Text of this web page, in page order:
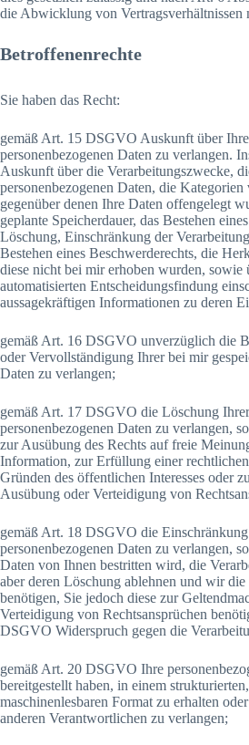
die Abwicklung von Vertragsverhältnissen
Betroffenenrechte
Sie haben das Recht:
gemäß Art. 15 DSGVO Auskunft über
personenbezogenen Daten zu verlangen.
Auskunft über die Verarbeitungszwecke,
personenbezogenen Daten, die
gegenüber denen Ihre Daten offengelegt
geplante Speicherdauer, das Bestehen
Löschung, Einschränkung der
Bestehen eines Beschwerderechts, die
diese nicht bei mir erhoben wurden, sowie
automatisierten Entscheidungsfindung
aussagekräftigen Informationen zu deren
gemäß Art. 16 DSGVO unverzüglich die
oder Vervollständigung Ihrer bei mir
Daten zu verlangen;
gemäß Art. 17 DSGVO die Löschung
personenbezogenen Daten zu verlangen,
zur Ausübung des Rechts auf freie
Information, zur Erfüllung einer
Gründen des öffentlichen Interesses oder
Ausübung oder Verteidigung von
gemäß Art. 18 DSGVO die
personenbezogenen Daten zu verlangen,
Daten von Ihnen bestritten wird, die
aber deren Löschung ablehnen und wir
benötigen, Sie jedoch diese zur
Verteidigung von Rechtsansprüchen
DSGVO Widerspruch gegen die
gemäß Art. 20 DSGVO Ihre
bereitgestellt haben, in einem
maschinenlesbaren Format zu erhalten
anderen Verantwortlichen zu verlangen;